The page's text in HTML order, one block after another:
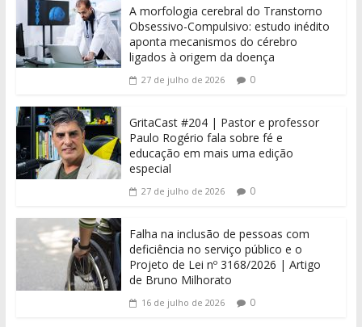
A morfologia cerebral do Transtorno
Obsessivo-Compulsivo: estudo inédito
aponta mecanismos do cérebro
ligados à origem da doença
27 de julho de 2026 0
GritaCast #204 | Pastor e professor
Paulo Rogério fala sobre fé e
educação em mais uma edição
especial
27 de julho de 2026 0
Falha na inclusão de pessoas com
deficiência no serviço público e o
Projeto de Lei nº 3168/2026 | Artigo
de Bruno Milhorato
16 de julho de 2026 0